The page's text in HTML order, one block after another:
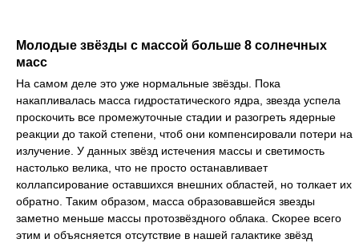
Молодые звёзды с массой больше 8 солнечных
масс
На самом деле это уже нормальные звёзды. Пока
накапливалась масса гидростатического ядра, звезда успела
проскочить все промежуточные стадии и разогреть ядерные
реакции до такой степени, чтоб они компенсировали потери на
излучение. У данных звёзд истечения массы и светимость
настолько велика, что не просто останавливает
коллапсирование оставшихся внешних областей, но толкает их
обратно. Таким образом, масса образовавшейся звезды
заметно меньше массы протозвёздного облака. Скорее всего
этим и объясняется отсутствие в нашей галактике звёзд